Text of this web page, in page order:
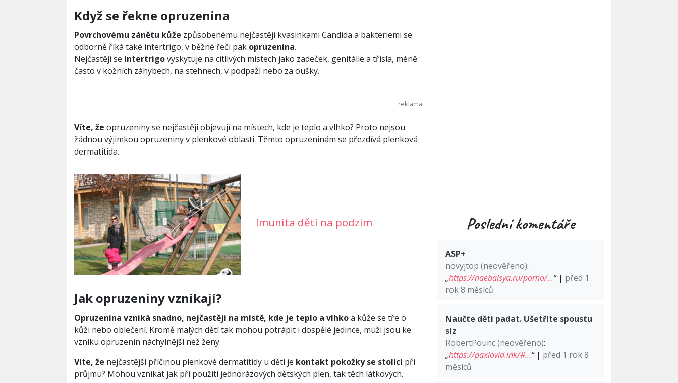
Když se řekne opruzenina
Povrchovému zánětu kůže způsobenému nejčastěji kvasinkami Candida a bakteriemi se
odborně říká také intertrigo, v běžné řeči pak opruzenina.
Nejčastěji se intertrigovyskytuje na citlivých místech jako zadeček, genitálie a třísla, méně
často v kožních záhybech, na stehnech, v podpaží nebo za oušky.
Víte, že opruzeniny se nejčastěji objevují na místech, kde je teplo a vlhko? Proto nejsou
žádnou výjimkou opruzeniny v plenkové oblasti. Těmto opruzeninám se přezdívá plenková
dermatitida.
Imunita dětí na podzim
Jak opruzeniny vznikají?
Opruzenina vzniká snadno, nejčastěji na místě, kde je teplo a vlhkoa kůže se tře o
kůži nebo oblečení. Kromě malých dětí tak mohou potrápit i dospělé jedince, muži jsou ke
vzniku opruzenin náchylnější než ženy.
Víte, že nejčastější příčinou plenkové dermatitidy u dětí je kontakt pokožky se stolicí při
průjmu? Mohou vznikat jak při použití jednorázových dětských plen, tak těch látkových.
Poslední komentáře
ASP+
novyjtop (neověřeno):
„https://naebalsya.ru/porno/…“| před 1
rok 8 měsíců
Naučte děti padat. Ušetříte spoustu
slz
RobertPounc (neověřeno):
„https://paxlovid.ink/#…“| před 1 rok 8
měsíců